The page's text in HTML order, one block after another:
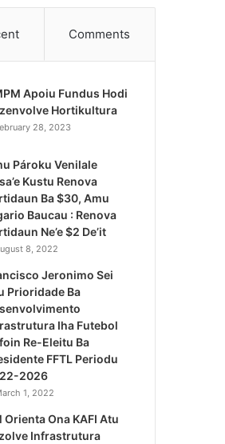
Vizita Timor-
Le Laperouse
Comments
Apoiu Fundus Hodi
Hortikultura
28, 2023
Pároku Venilale
Kustu Renova
Ba $30, Amu
Baucau : Renova
Ne’e $2 De’it
8, 2022
Jeronimo Sei
Prioridade Ba
Iha Futebol
Re-Eleitu Ba
FFTL Periodu
2026
1, 2022
Orienta Ona KAFI Atu
Infrastrutura